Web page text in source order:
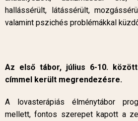
hallássérült, látássérült,
valamint pszichés problémákkal
Az első tábor, július 6-10.
címmel került megrendezésre.
A lovasterápiás élménytábor
mellett, fontos szerepet kapott a